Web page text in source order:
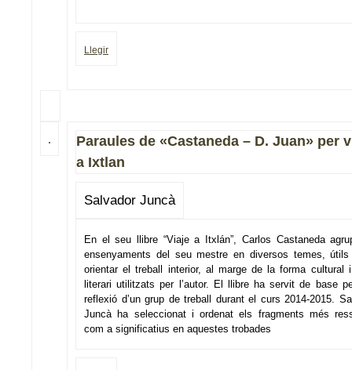
Llegir
Paraules de «Castaneda – D. Juan» per
a Ixtlan
Salvador Juncà
En el seu llibre “Viaje a Itxlán”, Carlos Castaneda
ensenyaments del seu mestre en diversos temes,
orientar el treball interior, al marge de la forma cultural i
literari utilitzats per l’autor. El llibre ha servit de base
reflexió d’un grup de treball durant el curs 2014-2015.
Juncà ha seleccionat i ordenat els fragments més
com a significatius en aquestes trobades